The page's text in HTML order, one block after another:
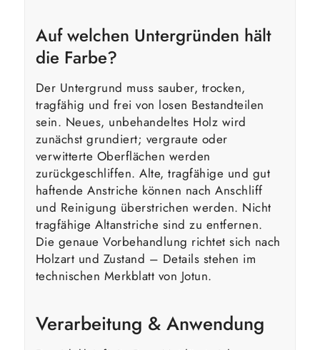
Auf welchen Untergründen hält
die Farbe?
Der Untergrund muss sauber, trocken,
tragfähig und frei von losen Bestandteilen
sein. Neues, unbehandeltes Holz wird
zunächst grundiert; vergraute oder
verwitterte Oberflächen werden
zurückgeschliffen. Alte, tragfähige und gut
haftende Anstriche können nach Anschliff
und Reinigung überstrichen werden. Nicht
tragfähige Altanstriche sind zu entfernen.
Die genaue Vorbehandlung richtet sich nach
Holzart und Zustand – Details stehen im
technischen Merkblatt von Jotun.
Verarbeitung & Anwendung